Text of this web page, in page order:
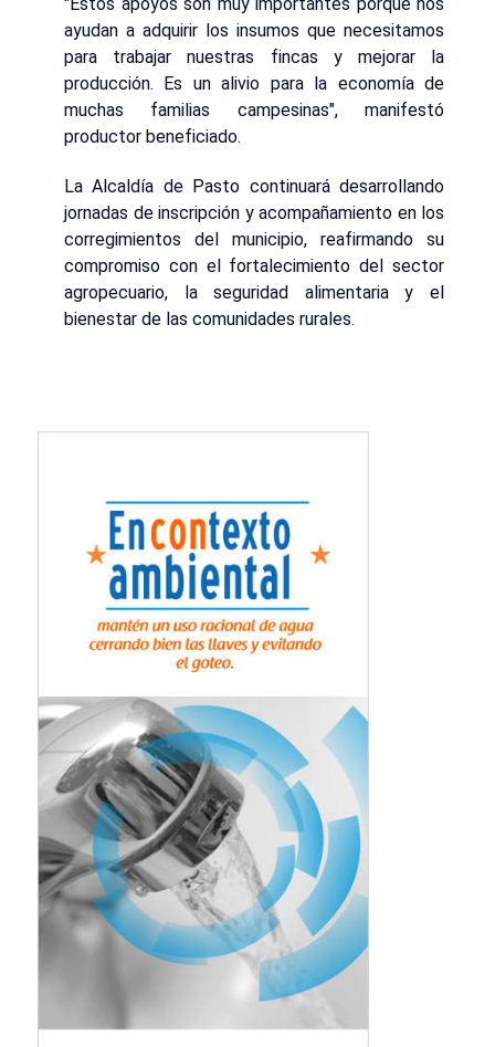
ayudan a adquirir los insumos que necesitamos
para trabajar nuestras fincas y mejorar la
producción. Es un alivio para la economía de
muchas familias campesinas", manifestó
productor beneficiado.
La Alcaldía de Pasto continuará desarrollando
jornadas de inscripción y acompañamiento en los
corregimientos del municipio, reafirmando su
compromiso con el fortalecimiento del sector
agropecuario, la seguridad alimentaria y el
bienestar de las comunidades rurales.